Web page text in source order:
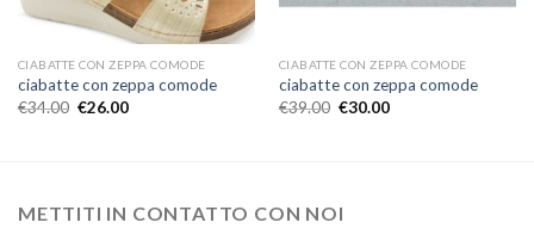
CIABATTE CON ZEPPA COMODE
ciabatte con zeppa comode
€34.00 €26.00
CIABATTE CON ZEPPA COMODE
ciabatte con zeppa comode
€39.00 €30.00
METTITI IN CONTATTO CON NOI